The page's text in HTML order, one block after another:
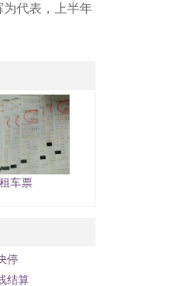
代表，上半年
车票
停
结算